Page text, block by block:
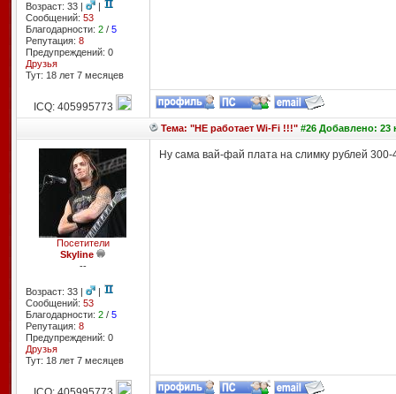
Возраст: 33 |
|
Сообщений: 53
Благодарности: 2/ 5
Репутация: 8
Предупреждений: 0
Друзья
Тут: 18 лет 7 месяцев
ICQ: 405995773
Тема: "НЕ работает Wi-Fi !!!"#26 Добавлено: 23
Посетители
Skyline
--
Возраст: 33 |
|
Сообщений: 53
Благодарности: 2/ 5
Репутация: 8
Предупреждений: 0
Друзья
Тут: 18 лет 7 месяцев
Ну сама вай-фай плата на слимку рублей